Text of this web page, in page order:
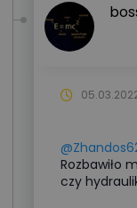
Rozbawiło
czy